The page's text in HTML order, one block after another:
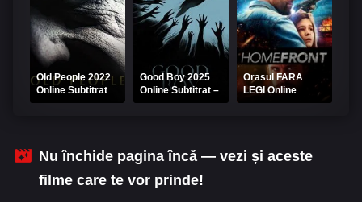
Old People 2022
Online Subtitrat
Good Boy 2025
Online Subtitrat –
Loial până la
Orasul FARA
LEGI Online
Subtitrat - Filme
Nu închide pagina încă — vezi și aceste
filme care te vor prinde!